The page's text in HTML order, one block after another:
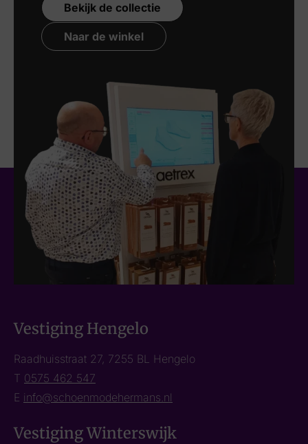
Bekijk de collectie
Naar de winkel
Vestiging Hengelo
Raadhuisstraat 27, 7255 BL Hengelo
T 0575 462 547
E info@schoenmodehermans.nl
Vestiging Winterswijk